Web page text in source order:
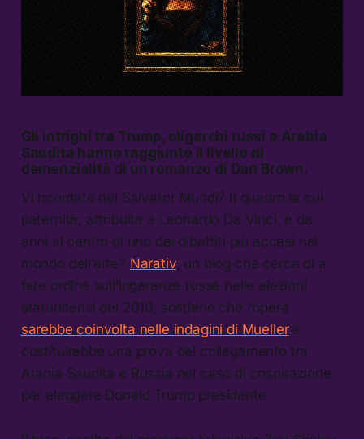
Gli intrighi tra Trump, oligarchi russi e Arabia
Saudita hanno raggiunto il livello di
demenzialità di un romanzo di Dan Brown.
Vi ricordate del Salvator Mundi? Il quadro la cui
paternità, attribuita a Leonardo Da Vinci, è da
anni al centro di uno dei dibattiti più accesi nel
mondo dell’arte? Narativ, un blog che cerca di a
fare ordine sull’ingerenza russa nelle elezioni
statunitensi del 2016, sostiene che l’opera
sarebbe coinvolta nelle indagini di Muellere
costituirebbe una prova del collegamento tra
Arabia Saudita e Russia nel caso di cospirazione
per eleggere Donald Trump presidente.